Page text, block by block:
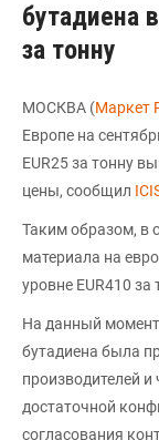
бутадиена
за тонну
МОСКВА (Маркет
Европе на
EUR25 за тонну
цены, сообщил
Таким образом, в
материала на
уровне EUR410 за
На данный момент
бутадиена была
производителей и
достаточной
согласования